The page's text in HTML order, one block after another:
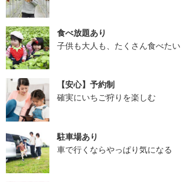
食べ放題あり
子供も大人も、たくさん食べたい
【安心】予約制
確実にいちご狩りを楽しむ
駐車場あり
車で行くならやっぱり気になる